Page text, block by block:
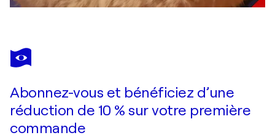
Abonnez-vous et bénéficiez d’une
réduction de 10 % sur votre première
commande